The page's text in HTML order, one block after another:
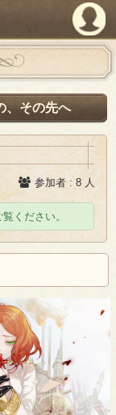
、その先へ
参加者 : 8 人
覧ください。